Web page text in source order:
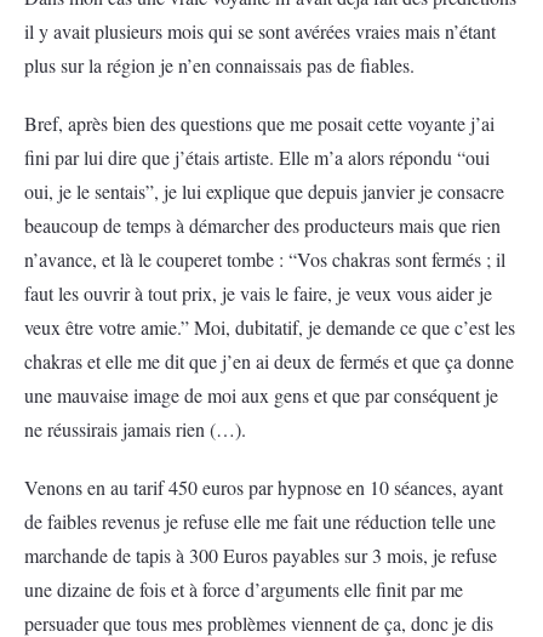
il y avait plusieurs mois qui se sont avérées vraies mais n’étant
plus sur la région je n’en connaissais pas de fiables.
Bref, après bien des questions que me posait cette voyante j’ai
fini par lui dire que j’étais artiste. Elle m’a alors répondu “oui
oui, je le sentais”, je lui explique que depuis janvier je consacre
beaucoup de temps à démarcher des producteurs mais que rien
n’avance, et là le couperet tombe : “Vos chakras sont fermés ; il
faut les ouvrir à tout prix, je vais le faire, je veux vous aider je
veux être votre amie.” Moi, dubitatif, je demande ce que c’est les
chakras et elle me dit que j’en ai deux de fermés et que ça donne
une mauvaise image de moi aux gens et que par conséquent je
ne réussirais jamais rien (…).
Venons en au tarif 450 euros par hypnose en 10 séances, ayant
de faibles revenus je refuse elle me fait une réduction telle une
marchande de tapis à 300 Euros payables sur 3 mois, je refuse
une dizaine de fois et à force d’arguments elle finit par me
persuader que tous mes problèmes viennent de ça, donc je dis